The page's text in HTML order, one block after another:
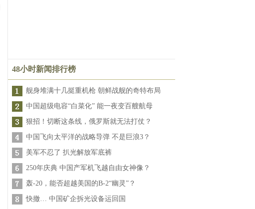
48小时新闻排行榜
舰身堆满十几挺重机枪 朝鲜战舰的奇特布局
中国超级电容“白菜化” 能一夜变百艘航母
狠招！切断这条线，俄罗斯就无法打仗？
中国飞向太平洋的战略导弹 不是巨浪3？
美军不忍了 扒光解放军底裤
250年庆典 中国产军机飞越自由女神像？
轰-20，能否超越美国的B-2“幽灵”？
快撤… 中国矿企拆光设备运回国